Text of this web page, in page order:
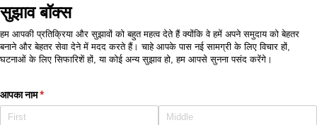
सुझाव बॉक्स
हम आपकी प्रतिक्रिया और सुझावों को बहुत महत्व देते हैं क्योंकि वे हमें अपने समुदाय को बेहतर
बनाने और बेहतर सेवा देने में मदद करते हैं। चाहे आपके पास नई सामग्री के लिए विचार हों,
घटनाओं के लिए सिफारिशें हों, या कोई अन्य सुझाव हो, हम आपसे सुनना पसंद करेंगे।
आपका नाम*
(required)